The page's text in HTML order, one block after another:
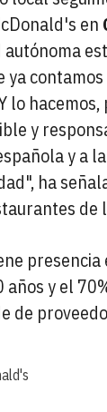
en
autónoma
ya contamos
lo
y
y a
ha
de
presencia
años y el
de